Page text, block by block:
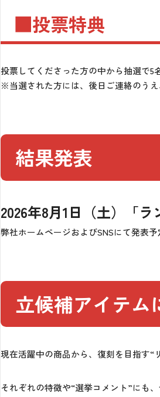
■投票特典
投票してくださった方の中から抽選で
※当選された方には、後日ご連絡のうえ
結果発表
2026年8月1日（土）「ラ
弊社ホームページおよびSNSにて発表予
立候補アイテム
現在活躍中の商品から、復刻を目指す
それぞれの特徴や“選挙コメント”にも、